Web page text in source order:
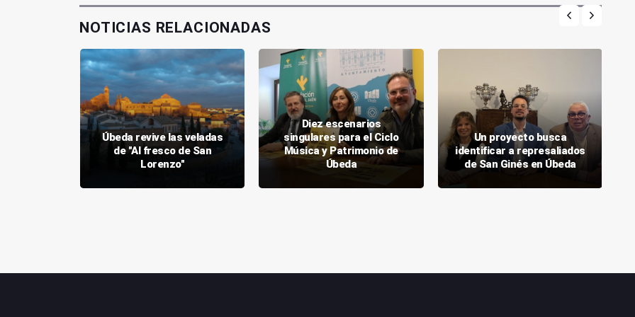
NOTICIAS RELACIONADAS
Úbeda revive las veladas
de "Al fresco de San
Lorenzo"
Diez escenarios
singulares para el Ciclo
Música y Patrimonio de
Úbeda
Un proyecto busca
identificar a represaliados
de San Ginés en Úbeda